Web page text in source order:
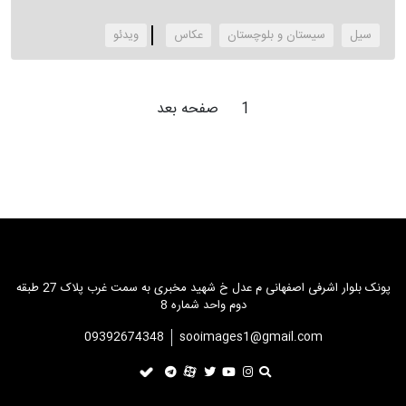
سیل سیستان و بلوچستان عکاس ‌ویدئو
1 صفحه بعد
پونک بلوار اشرفی اصفهانی م عدل خ شهید مخبری به سمت غرب پلاک 27 طبقه
دوم واحد شماره 8
sooimages1@gmail.com
09392674348